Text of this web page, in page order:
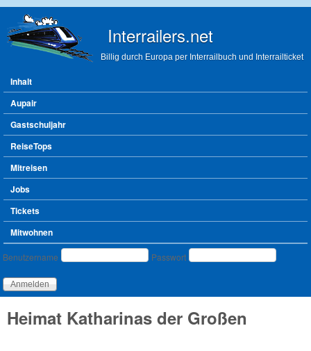
Interrailers.net
Billig durch Europa per Interrailbuch und Interrailticket
Hauptmenü
Inhalt
Aupair
Gastschuljahr
ReiseTops
Mitreisen
Jobs
Tickets
Mitwohnen
Benutzeranmeldung
Benutzername Passwort
Heimat Katharinas der Großen